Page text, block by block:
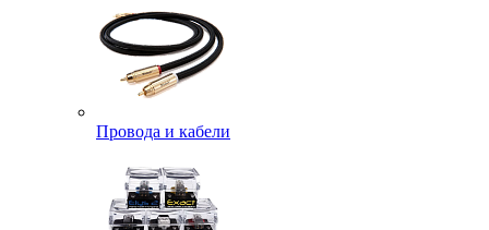
Провода и кабели